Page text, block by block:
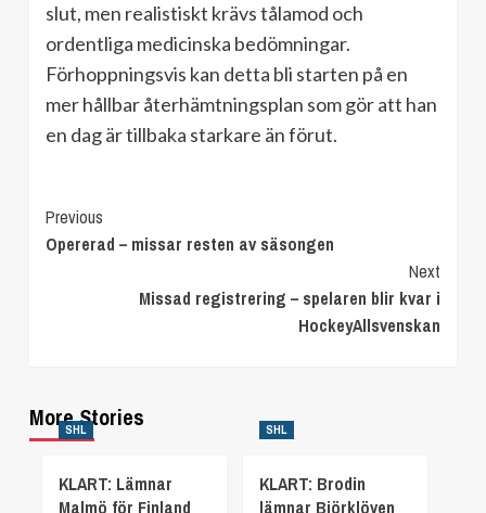
slut, men realistiskt krävs tålamod och
ordentliga medicinska bedömningar.
Förhoppningsvis kan detta bli starten på en
mer hållbar återhämtningsplan som gör att han
en dag är tillbaka starkare än förut.
Continue
Reading
Previous
Opererad – missar resten av säsongen
Next
Missad registrering – spelaren blir kvar i
HockeyAllsvenskan
More Stories
SHL
KLART: Lämnar
Malmö för Finland
SHL
KLART: Brodin
lämnar Björklöven